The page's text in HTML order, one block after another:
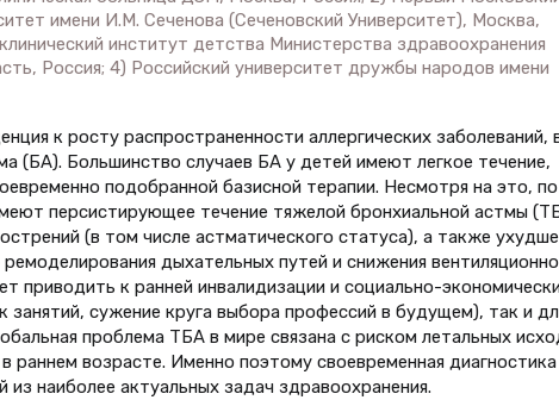
имени И.М. Сеченова (Сеченовский Университет), Москва,
институт детства Министерства здравоохранения
Россия; 4) Российский университет дружбы народов имени
к росту распространенности аллергических заболеваний,
(БА). Большинство случаев БА у детей имеют легкое течение,
подобранной базисной терапии. Несмотря на это, по
персистирующее течение тяжелой бронхиальной астмы
(в том числе астматического статуса), а также
дыхательных путей и снижения
приводить к ранней инвалидизации и социально-
занятий, сужение круга выбора профессий в будущем), так и
проблема ТБА в мире связана с риском летальных
раннем возрасте. Именно поэтому своевременная диагностика
наиболее актуальных задач здравоохранения.